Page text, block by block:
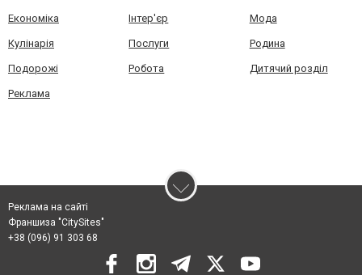
Економіка Інтер'єр Мода
Кулінарія Послуги Родина
Подорожі Робота Дитячий розділ
Реклама
Реклама на сайті
Франшиза "CitySites"
+38 (096) 91 303 68